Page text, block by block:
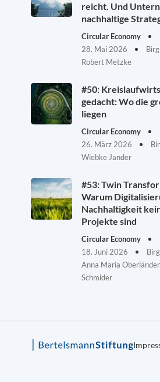
reicht. Und
nachhaltige
Circular Economy
28. Mai 2026
Robert Metzke
#50:
gedacht: Wo die
liegen
Circular Economy
26. März 2026
Wiebke Jander
#53: Twin
Warum
Nachhaltigkeit
Projekte sind
Circular Economy
18. Juni 2026
Anna Maria
Schmider